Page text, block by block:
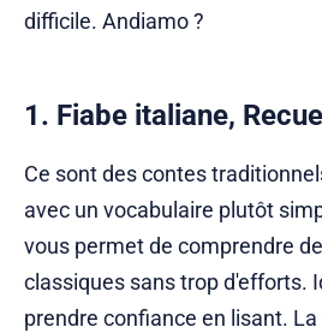
difficile. Andiamo ?
1. Fiabe italiane,
Ce sont des contes
avec un vocabulaire plutôt
vous permet de comprendre
classiques sans trop d'efforts.
prendre confiance en lisant.